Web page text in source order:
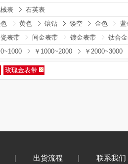
表
石英表
黄色 镶钻 镂空 金色
蓝
表带 间金表带 镀金表带
钛合
0~1000 ￥1000~2000 ￥2000~3000
玫瑰金表带
出货流程 联系我们